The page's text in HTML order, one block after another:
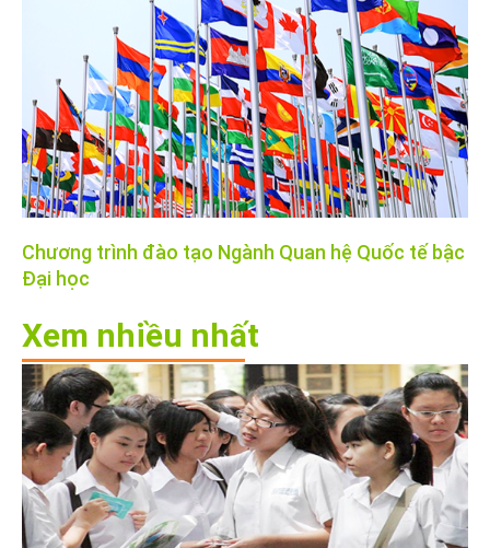
Chương trình đào tạo Ngành Quan hệ Quốc tế bậc
Đại học
Xem nhiều nhất